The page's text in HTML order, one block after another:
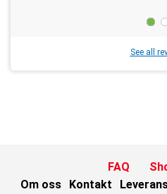
See all
FAQ
Om oss
Kontakt